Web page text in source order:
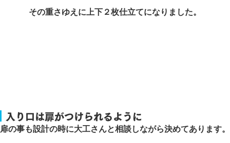
その重さゆえに上下２枚仕立てになりました。
入り口は扉がつけられるように
扉の事も設計の時に大工さんと相談しながら決めてあります。